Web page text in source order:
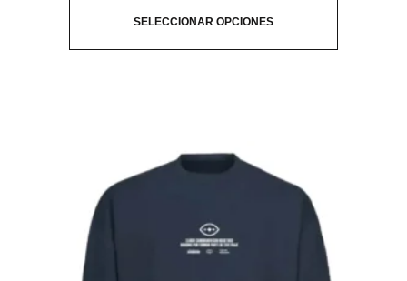
SELECCIONAR OPCIONES